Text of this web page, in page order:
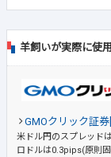
羊飼いが実際に使
GMOクリック証券
米ドル円のスプレッド
ロドルは0.3pips(原則